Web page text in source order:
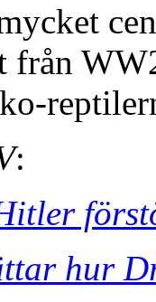
från
:
hur